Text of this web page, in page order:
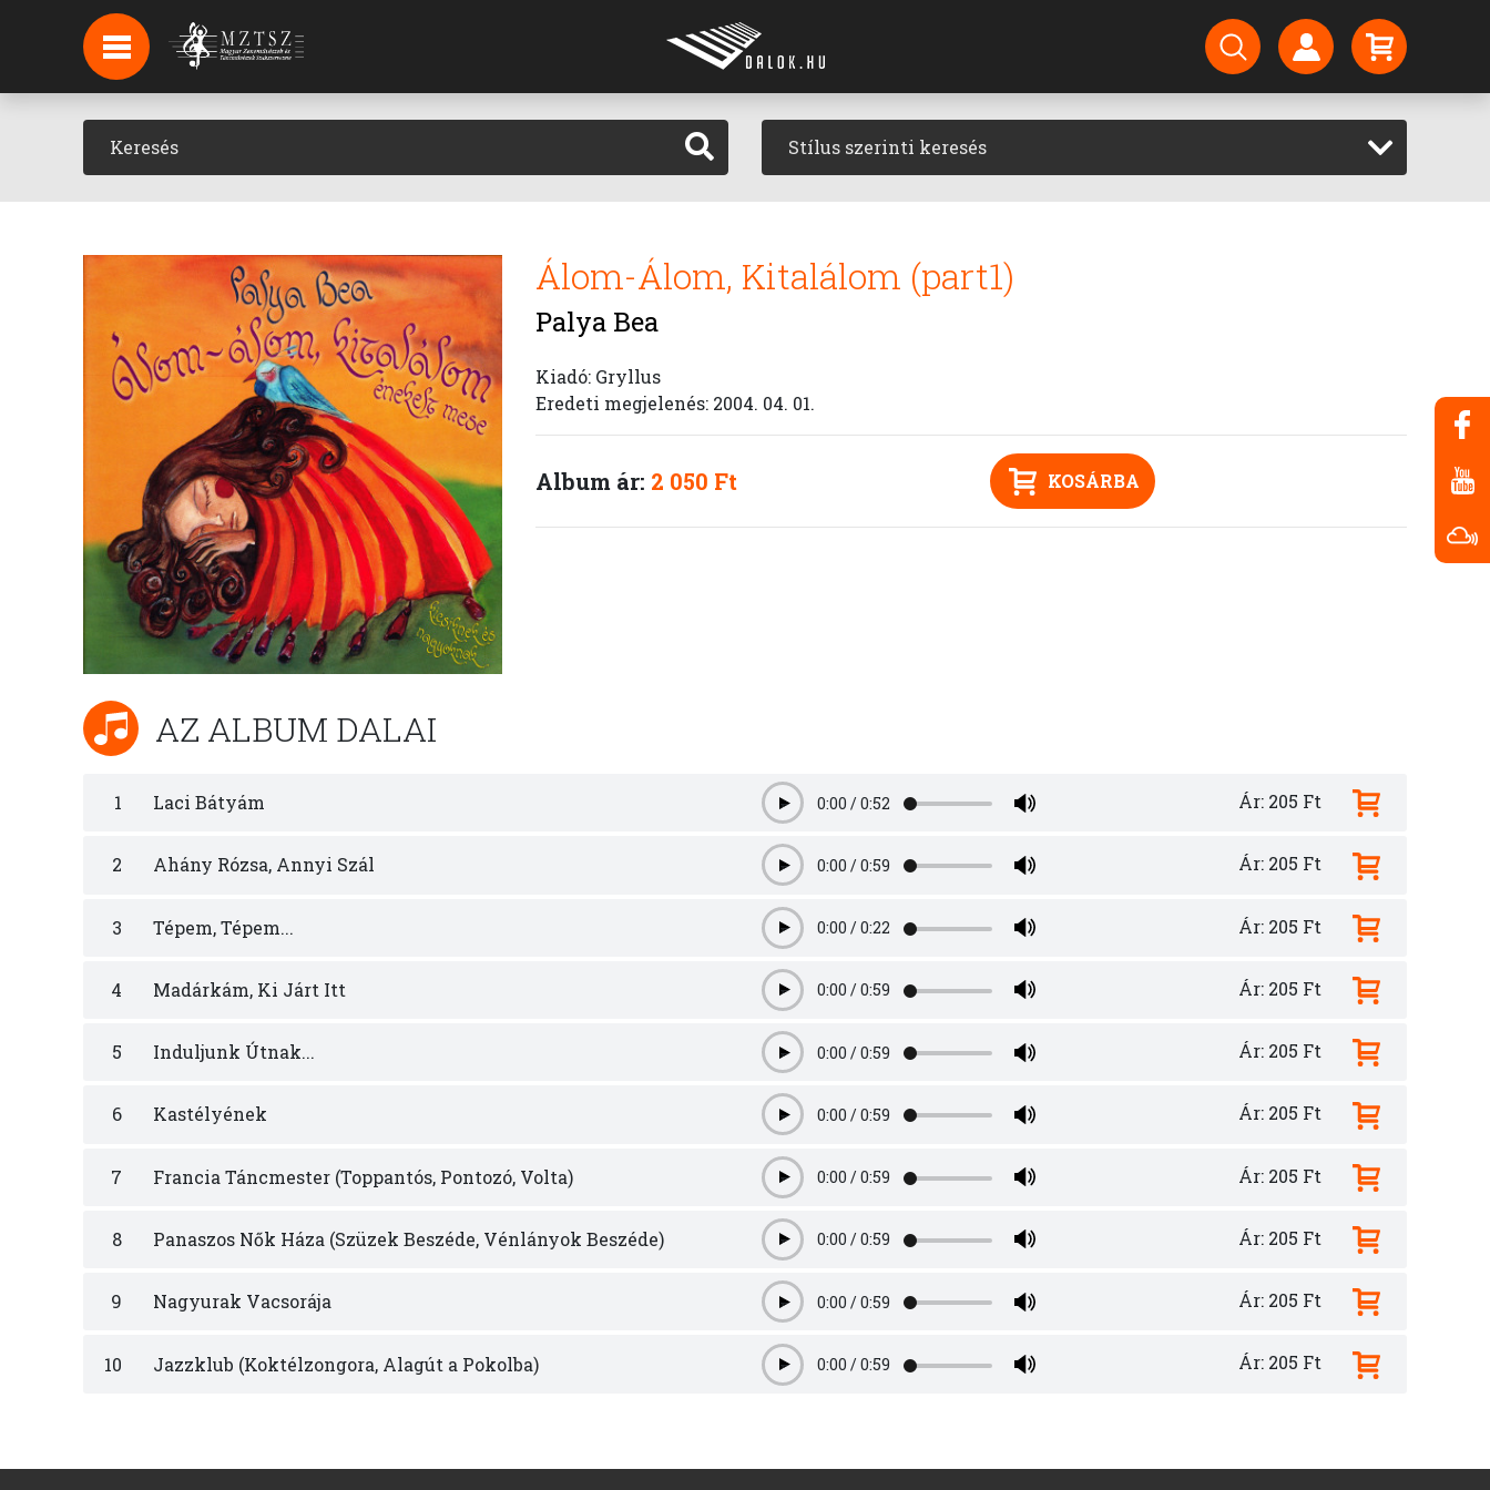
HÍREK
HÍRLEVÉL FELIRATKOZÁS
PODCAST Stílus szerinti keresés
Álom-Álom, Kitalálom (part1)
Palya Bea
Kiadó: Gryllus
Eredeti megjelenés: 2004. 04. 01.
Album ár: 2 050 Ft KOSÁRBA
AZ ALBUM DALAI
1 Laci Bátyám Play0:00 /0:52 Ár: 205 Ft
2 Ahány Rózsa, Annyi Szál Play0:00 /0:59 Ár: 205 Ft
3 Tépem, Tépem... Play0:00 /0:22 Ár: 205 Ft
4 Madárkám, Ki Járt Itt Play0:00 /0:59 Ár: 205 Ft
5 Induljunk Útnak... Play0:00 /0:59 Ár: 205 Ft
6 Kastélyének Play0:00 /0:59 Ár: 205 Ft
7 Francia Táncmester (Toppantós, Pontozó, Volta) Play0:00 /0:59 Ár: 205 Ft
8 Panaszos Nők Háza (Szüzek Beszéde, Vénlányok Beszéde) Play0:00 /0:59 Ár: 205 Ft
9 Nagyurak Vacsorája Play0:00 /0:59 Ár: 205 Ft
10 Jazzklub (Koktélzongora, Alagút a Pokolba) Play0:00 /0:59 Ár: 205 Ft